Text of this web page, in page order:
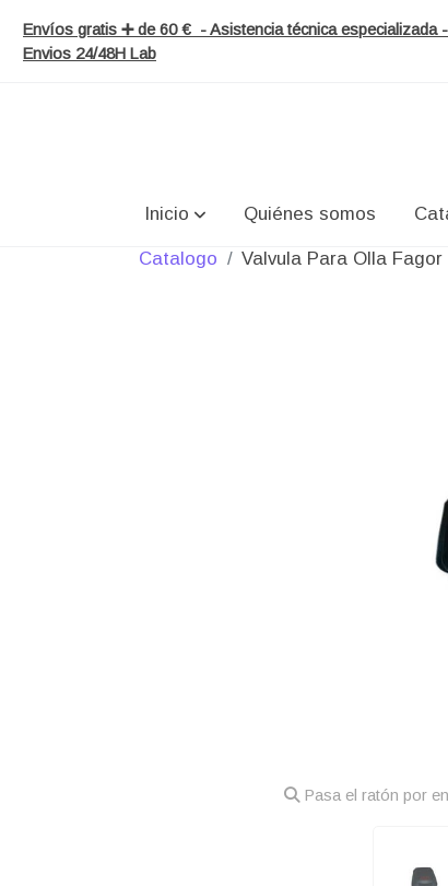
Envíos gratis ➕ de 60 € - Asistencia técnica
Envios 24/48H Lab
Inicio Quiénes somos
Catalogo Valvula Para Olla Fagor
Pasa el ratón por